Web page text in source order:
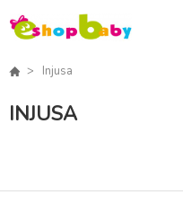
Injusa
INJUSA